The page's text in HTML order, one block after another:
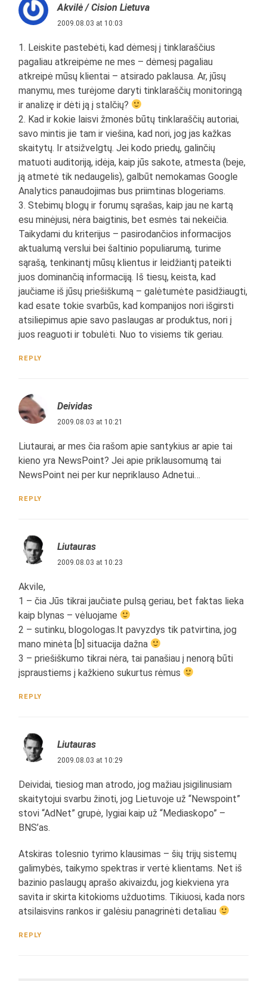
Akvilė / Cision Lietuva
2009.08.03 at 10:03
1. Leiskite pastebėti, kad dėmesį į tinklaraščius
pagaliau atkreipėme ne mes – dėmesį pagaliau
atkreipė mūsų klientai – atsirado paklausa. Ar, jūsų
manymu, mes turėjome daryti tinklaraščių monitoringą
ir analizę ir dėti ją į stalčių?
2. Kad ir kokie laisvi žmonės būtų tinklaraščių autoriai,
savo mintis jie tam ir viešina, kad nori, jog jas kažkas
skaitytų. Ir atsižvelgtų. Jei kodo priedų, galinčių
matuoti auditoriją, idėja, kaip jūs sakote, atmesta (beje,
ją atmetė tik nedaugelis), galbūt nemokamas Google
Analytics panaudojimas bus priimtinas blogeriams.
3. Stebimų blogų ir forumų sąrašas, kaip jau ne kartą
esu minėjusi, nėra baigtinis, bet esmės tai nekeičia.
Taikydami du kriterijus – pasirodančios informacijos
aktualumą verslui bei šaltinio populiarumą, turime
sąrašą, tenkinantį mūsų klientus ir leidžiantį pateikti
juos dominančią informaciją. Iš tiesų, keista, kad
jaučiame iš jūsų priešiškumą – galėtumėte pasidžiaugti,
kad esate tokie svarbūs, kad kompanijos nori išgirsti
atsiliepimus apie savo paslaugas ar produktus, nori į
juos reaguoti ir tobulėti. Nuo to visiems tik geriau.
REPLY
Deividas
2009.08.03 at 10:21
Liutaurai, ar mes čia rašom apie santykius ar apie tai
kieno yra NewsPoint? Jei apie priklausomumą tai
NewsPoint nei per kur nepriklauso Adnetui…
REPLY
Liutauras
2009.08.03 at 10:23
Akvile,
1 – čia Jūs tikrai jaučiate pulsą geriau, bet faktas lieka
kaip blynas – vėluojame
2 – sutinku, blogologas.lt pavyzdys tik patvirtina, jog
mano minėta [b] situacija dažna
3 – priešiškumo tikrai nėra, tai panašiau į nenorą būti
įspraustiems į kažkieno sukurtus rėmus
REPLY
Liutauras
2009.08.03 at 10:29
Deividai, tiesiog man atrodo, jog mažiau įsigilinusiam
skaitytojui svarbu žinoti, jog Lietuvoje už “Newspoint”
stovi “AdNet” grupė, lygiai kaip už “Mediaskopo” –
BNS’as.
Atskiras tolesnio tyrimo klausimas – šių trijų sistemų
galimybės, taikymo spektras ir vertė klientams. Net iš
bazinio paslaugų aprašo akivaizdu, jog kiekviena yra
savita ir skirta kitokioms užduotims. Tikiuosi, kada nors
atsilaisvins rankos ir galėsiu panagrinėti detaliau
REPLY